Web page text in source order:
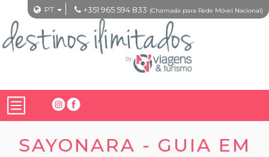
PT +351 965 594 833 (Chamada para Rede Móvel Nacional)
SAYONARA - GUIA EM